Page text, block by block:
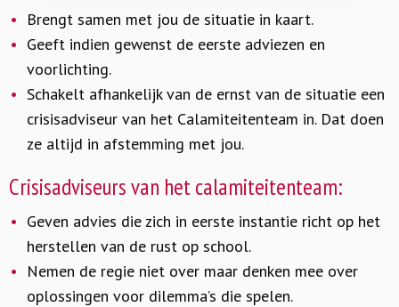
Brengt samen met jou de situatie in kaart.
Geeft indien gewenst de eerste adviezen en
voorlichting.
Schakelt afhankelijk van de ernst van de situatie een
crisisadviseur van het Calamiteitenteam in. Dat doen
ze altijd in afstemming met jou.
Crisisadviseurs van het calamiteitenteam:
Geven advies die zich in eerste instantie richt op het
herstellen van de rust op school.
Nemen de regie niet over maar denken mee over
oplossingen voor dilemma’s die spelen.